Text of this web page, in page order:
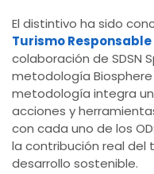
El distintivo ha sido
Turismo Responsable
colaboración de SDSN
metodología
metodología integra
acciones y
con cada uno de los
la contribución real del
desarrollo sostenible.